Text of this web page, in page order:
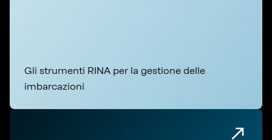
Gli strumenti RINA per la gestione delle
imbarcazioni